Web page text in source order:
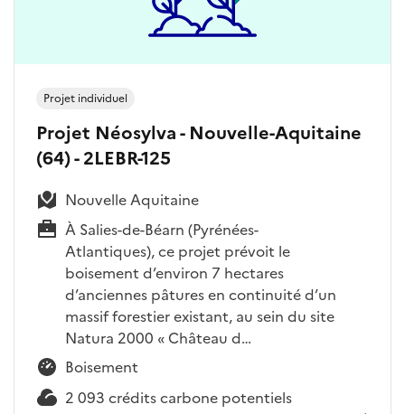
Projet Néosylva - Nouvelle-Aquitaine
(64) - 2LEBR-125
Nouvelle Aquitaine
À Salies-de-Béarn (Pyrénées-
Atlantiques), ce projet prévoit le
boisement d’environ 7 hectares
d’anciennes pâtures en continuité d’un
massif forestier existant, au sein du site
Natura 2000 « Château d…
Boisement
2 093 crédits carbone potentiels
Projet individuel